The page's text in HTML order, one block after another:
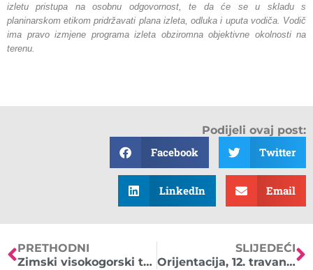
izletu pristupa na osobnu odgovornost, te da će se u skladu s
planinarskom etikom pridržavati plana izleta, odluka i uputa vodiča. Vodič
ima pravo izmjene programa izleta obziromna objektivne okolnosti na
terenu.
Podijeli ovaj post:
Facebook Twitter
LinkedIn Email
PRETHODNI
Zimski visokogorski tečaj – treći dio (29. i 30.03.2014.)
SLIJEDEĆI
Orijentacija, 12. travanj 2014.